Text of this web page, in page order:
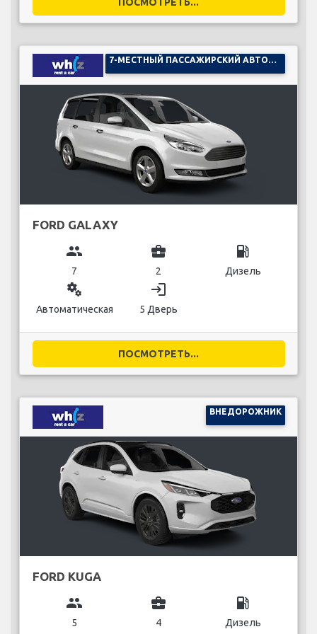
FORD GALAXY
group
7
business_center
2
local_gas_station
Дизель
miscellaneous_services
Автоматическая
login
5 Дверь
ПОСМОТРЕТЬ...
ВНЕДОРОЖНИК
FORD KUGA
group
5
business_center
4
local_gas_station
Дизель